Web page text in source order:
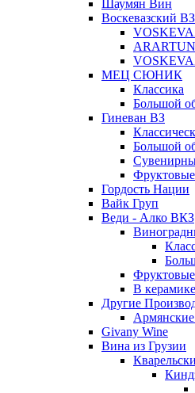
Шаумян Вин
Воскевазский ВЗ
МЕЦ СЮНИК
Классика
Большой
Гиневан ВЗ
Большой
Гордость Нации
Вайк Груп
Веди - Алко ВКЗ
В керамике
Другие
Givany Wine
Вина из Грузии